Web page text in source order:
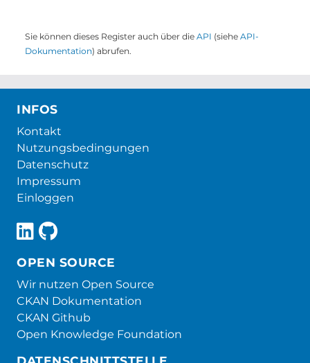
Sie können dieses Register auch über die API (siehe API-
Dokumentation) abrufen.
INFOS
Kontakt
Nutzungsbedingungen
Datenschutz
Impressum
Einloggen
OPEN SOURCE
Wir nutzen Open Source
CKAN Dokumentation
CKAN Github
Open Knowledge Foundation